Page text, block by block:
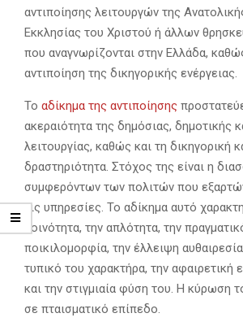
αντιποίησης λειτουργών της
Εκκλησίας του Χριστού ή άλλων
που αναγνωρίζονται στην Ελλάδα,
αντιποίηση της δικηγορικής ενέργειας.
Το αδίκημα της αντιποίησης
ακεραιότητα της δημόσιας, δημοτικής
λειτουργίας, καθώς και τη δικηγορική
δραστηριότητα. Στόχος της είναι η
συμφερόντων των πολιτών που
τις υπηρεσίες. Το αδίκημα αυτό
κοινότητα, την απλότητα, την
ποικιλομορφία, την έλλειψη
τυπικό του χαρακτήρα, την αφαιρετική
και την στιγμιαία φύση του. Η κύρωση
σε πταισματικό επίπεδο.